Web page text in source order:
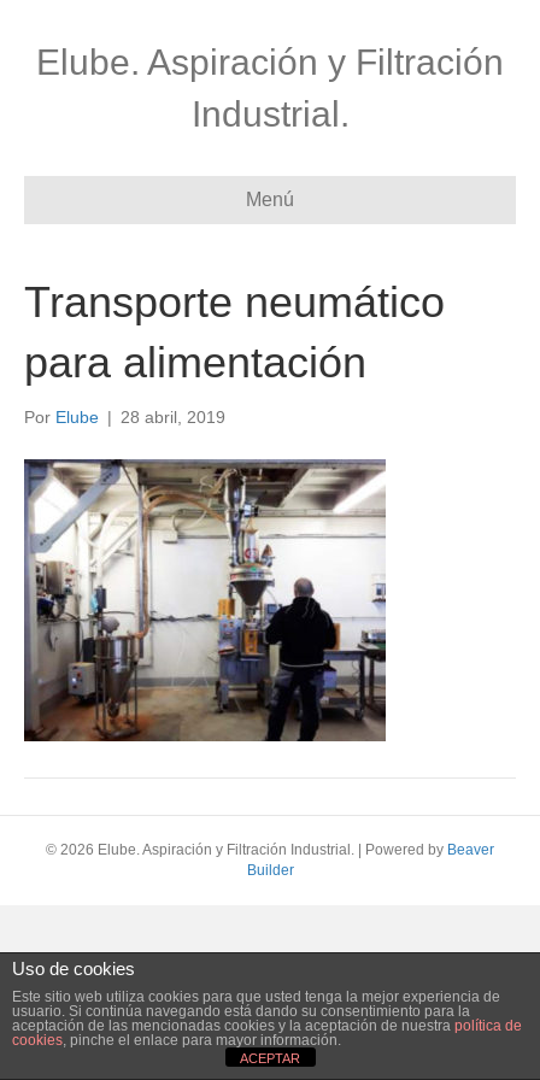
Elube. Aspiración y Filtración
Industrial.
Menú
Transporte neumático
para alimentación
Por Elube | 28 abril, 2019
© 2026 Elube. Aspiración y Filtración Industrial. Powered by Beaver
Builder
Uso de cookies
Este sitio web utiliza cookies para que usted tenga la mejor experiencia de
usuario. Si continúa navegando está dando su consentimiento para la
aceptación de las mencionadas cookies y la aceptación de nuestra política de
cookies, pinche el enlace para mayor información.
ACEPTAR